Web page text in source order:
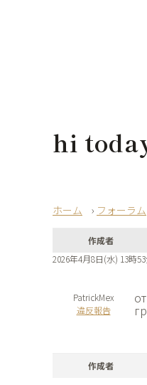
hi
› フォーラム
作成者
2026年4月8日(水) 13時
PatrickMex
違反報告
作成者